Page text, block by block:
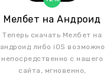
Мелбет на Андроид
Теперь скачать Мелбет на
андроид либо iOS возможно
непосредственно с нашего
сайта, мгновенно,